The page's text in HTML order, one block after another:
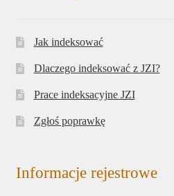
Jak indeksować
Dlaczego indeksować z JZI?
Prace indeksacyjne JZI
Zgłoś poprawkę
Informacje rejestrowe